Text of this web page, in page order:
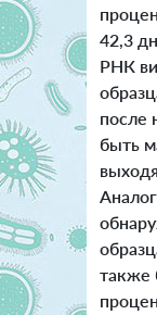
42,3
РНК
после
быть
также